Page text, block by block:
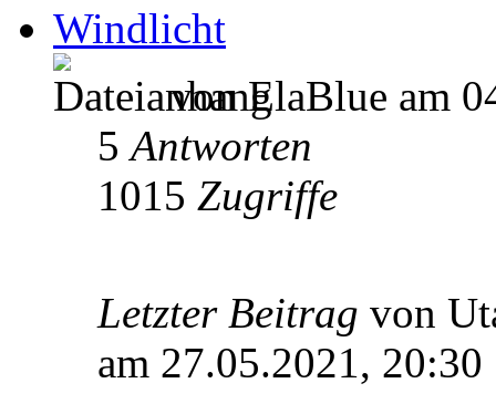
Windlicht
von ElaBlue am
5Antworten
1015 Zugriffe
Letzter Beitrag von
am 27.05.2021, 20:30